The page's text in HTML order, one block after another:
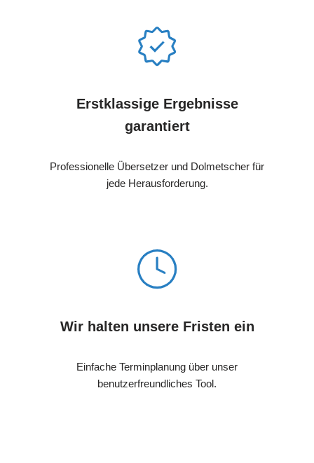
Erstklassige Ergebnisse
garantiert
Professionelle Übersetzer und Dolmetscher für
jede Herausforderung.
Wir halten unsere Fristen ein
Einfache Terminplanung über unser
benutzerfreundliches Tool.